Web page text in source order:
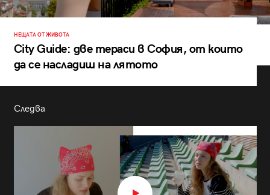
НЕЩАТА ОТ ЖИВОТА
City Guide: две тераси в София, от които
да се насладиш на лятото
Следва